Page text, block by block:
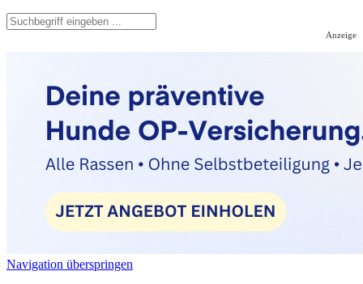
Anzeige
Navigation überspringen